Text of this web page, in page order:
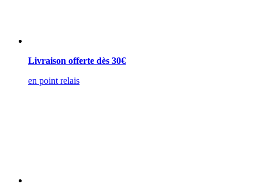
Livraison offerte dès 30€
en point relais